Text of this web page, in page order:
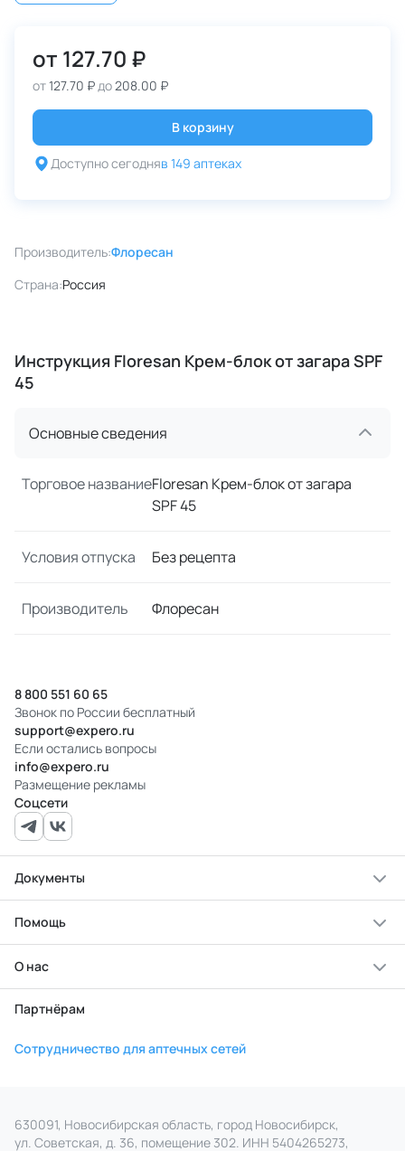
от 127.70 ₽
от127.70 ₽до208.00 ₽
В корзину
Доступно сегодняв 149 аптеках
Производитель:Флоресан
Страна:Россия
Инструкция Floresan Крем-блок от загара SPF
45
Основные сведения
Торговое названиеFloresan Крем-блок от загара
SPF 45
Условия отпуска Без рецепта
Производитель Флоресан
8 800 551 60 65
Звонок по России бесплатный
support@expero.ru
Если остались вопросы
info@expero.ru
Размещение рекламы
Соцсети
Документы
Помощь
О нас
Партнёрам
Сотрудничество для аптечных сетей
630091, Новосибирская область, город Новосибирск,
ул. Советская, д. 36, помещение 302. ИНН 5404265273,